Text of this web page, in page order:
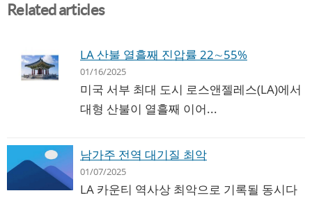
Related articles
LA 산불 열흘째 진압률 22∼55%
01/16/2025
미국 서부 최대 도시 로스앤젤레스(LA)에서
대형 산불이 열흘째 이어...
남가주 전역 대기질 최악
01/07/2025
LA 카운티 역사상 최악으로 기록될 동시다